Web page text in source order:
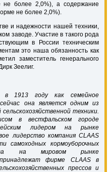
более 2,0%), а содержание
не более 2,0%).
и надежности нашей техники,
заводе. Участие в такого рода
в России техническим
это наша обязанность как
заместитель генерального
Зеелиг.
в 1913 году как семейное
она является одним из
техники.
в вестфальском городе
лидером на рынке
лидерство компания CLAAS
самоходных кормоуборочных
на мировом рынке
принадлежат фирме CLAAS в
прессов и